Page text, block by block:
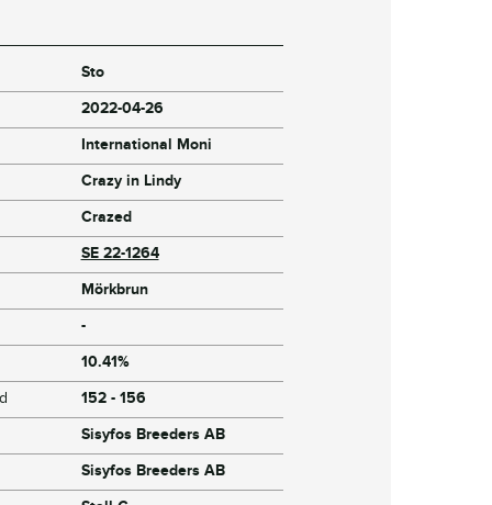
Sto
2022-04-26
International Moni
Crazy in Lindy
Crazed
SE 22-1264
Mörkbrun
-
10.41%
152 - 156
Sisyfos Breeders AB
Sisyfos Breeders AB